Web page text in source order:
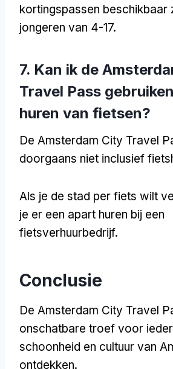
kortingspassen beschikbaar
jongeren van 4-17.
7. Kan ik de
Travel Pass
huren van fietsen?
De Amsterdam City Travel
doorgaans niet inclusief
Als je de stad per fiets wilt
je er een apart huren bij een
fietsverhuurbedrijf.
Conclusie
De Amsterdam City Travel
onschatbare troef voor
schoonheid en cultuur van
ontdekken.